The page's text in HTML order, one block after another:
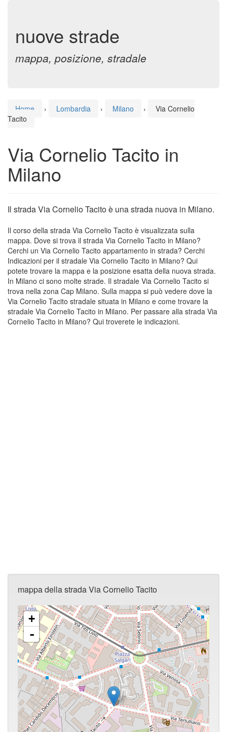
nuove strade
mappa, posizione, stradale
Home › Lombardia › Milano ›
Via Cornelio
Tacito
Via Cornelio Tacito in
Milano
Il strada Via Cornelio Tacito è una strada nuova in Milano.
Il corso della strada Via Cornelio Tacito è visualizzata sulla
mappa. Dove si trova il strada Via Cornelio Tacito in Milano?
Cerchi un Via Cornelio Tacito appartamento in strada? Cerchi
Indicazioni per il stradale Via Cornelio Tacito in Milano? Qui
potete trovare la mappa e la posizione esatta della nuova strada.
In Milano ci sono molte strade. Il stradale Via Cornelio Tacito si
trova nella zona Cap Milano. Sulla mappa si può vedere dove la
Via Cornelio Tacito stradale situata in Milano e come trovare la
stradale Via Cornelio Tacito in Milano. Per passare alla strada Via
Cornelio Tacito in Milano? Qui troverete le indicazioni.
mappa della strada Via Cornelio Tacito
+
-